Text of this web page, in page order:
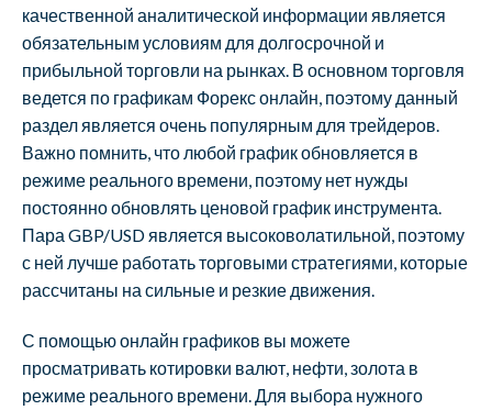
качественной аналитической информации является
обязательным условиям для долгосрочной и
прибыльной торговли на рынках. В основном торговля
ведется по графикам Форекс онлайн, поэтому данный
раздел является очень популярным для трейдеров.
Важно помнить, что любой график обновляется в
режиме реального времени, поэтому нет нужды
постоянно обновлять ценовой график инструмента.
Пара GBP/USD является высоковолатильной, поэтому
с ней лучше работать торговыми стратегиями, которые
рассчитаны на сильные и резкие движения.
С помощью онлайн графиков вы можете
просматривать котировки валют, нефти, золота в
режиме реального времени. Для выбора нужного